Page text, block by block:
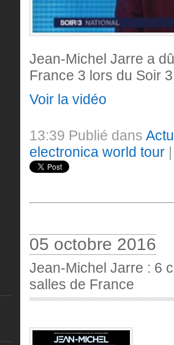
Jean-Michel Jarre a
France 3 lors du Soir
Voir la vidéo
13:39 Publié dans
electronica world tour
05 octobre 2016
Jean-Michel Jarre : 6
salles de France